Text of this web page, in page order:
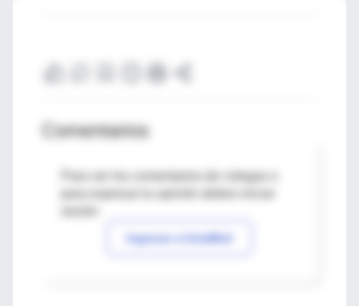
Comentarios
Para ver los comentarios de colegas o
Ingresar a IntraMed